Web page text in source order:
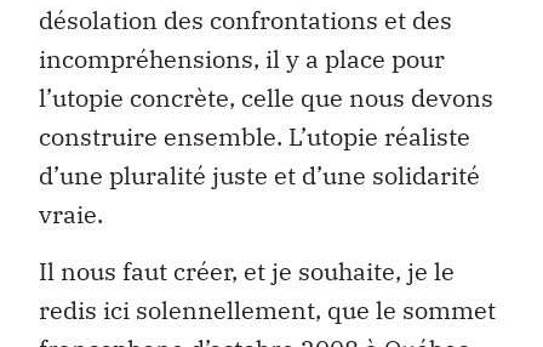
désolation des confrontations et des
incompréhensions, il y a place pour
l’utopie concrète, celle que nous devons
construire ensemble. L’utopie réaliste
d’une pluralité juste et d’une solidarité
vraie.
Il nous faut créer, et je souhaite, je le
redis ici solennellement, que le sommet